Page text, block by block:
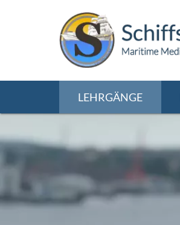
LEHRGÄNGE